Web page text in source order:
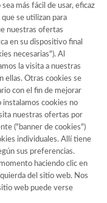
más fácil de usar, eficaz
se utilizan para
nuestras ofertas
en su dispositivo final
necesarias"). Al
la visita a nuestras
ellas. Otras cookies se
con el fin de mejorar
instalamos cookies no
nuestras ofertas por
("banner de cookies")
individuales. Allí tiene
sus preferencias.
haciendo clic en
del sitio web. Nos
web puede verse